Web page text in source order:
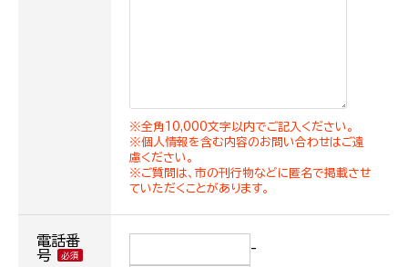
※全角10,000文字以内でご記入ください。
※個人情報を含む内容のお問い合わせはご遠
慮ください。
※ご質問は、市の刊行物などに匿名で掲載させ
ていただくことがあります。
電話番
号
-